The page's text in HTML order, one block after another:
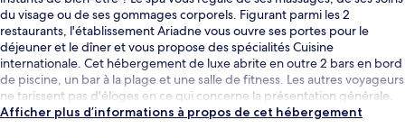
du visage ou de ses gommages corporels. Figurant parmi les 2
restaurants, l'établissement Ariadne vous ouvre ses portes pour le
déjeuner et le dîner et vous propose des spécialités Cuisine
internationale. Cet hébergement de luxe abrite en outre 2 bars en bord
de piscine, un bar à la plage et une salle de fitness. Les autres voyageurs
ne tarissent pas d'éloges en ce qui concerne la présentation générale.
Afficher plus d’informations à propos de cet hébergement